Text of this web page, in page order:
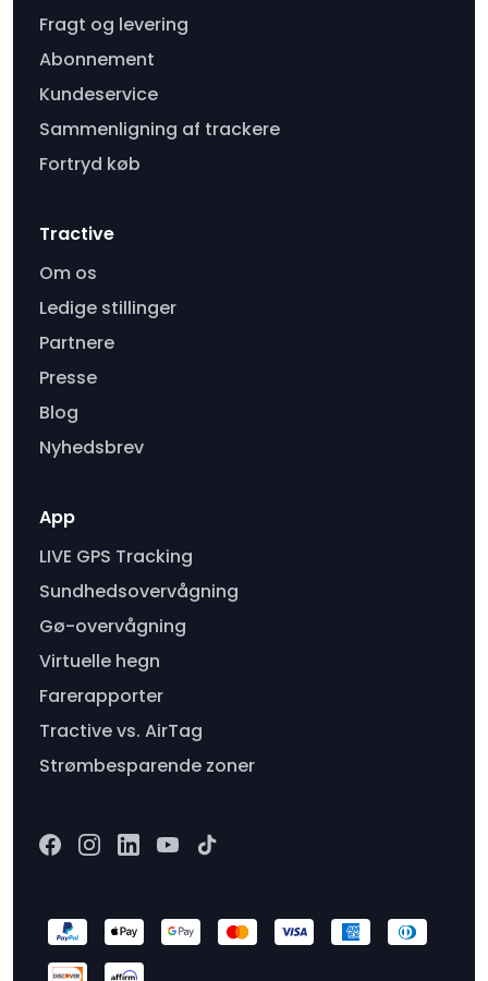
Fragt og levering
Abonnement
Kundeservice
Sammenligning af trackere
Fortryd køb
Tractive
Om os
Ledige stillinger
Partnere
Presse
Blog
Nyhedsbrev
App
LIVE GPS Tracking
Sundhedsovervågning
Gø-overvågning
Virtuelle hegn
Farerapporter
Tractive vs. AirTag
Strømbesparende zoner